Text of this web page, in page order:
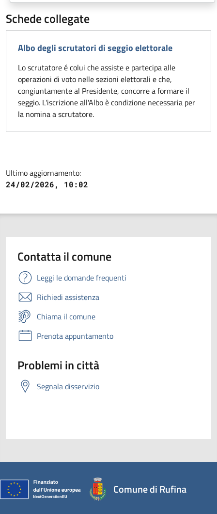
Schede collegate
Albo degli scrutatori di seggio elettorale
Lo scrutatore é colui che assiste e partecipa alle
operazioni di voto nelle sezioni elettorali e che,
congiuntamente al Presidente, concorre a formare il
seggio. L'iscrizione all'Albo è condizione necessaria per
la nomina a scrutatore.
Ultimo aggiornamento:
24/02/2026, 10:02
Contatta il comune
Leggi le domande frequenti
Richiedi assistenza
Chiama il comune
Prenota appuntamento
Problemi in città
Segnala disservizio
Comune di Rufina